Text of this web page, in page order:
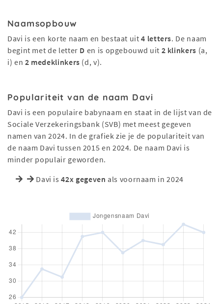
Naamsopbouw
Davi is een korte naam en bestaat uit4 letters. De naam
begint met de letter D en is opgebouwd uit 2 klinkers (a,
i) en 2 medeklinkers (d, v).
Populariteit van de naam Davi
Davi is een populaire babynaam en staat in de lijst van de
Sociale Verzekeringsbank (SVB) met meest gegeven
namen van 2024. In de grafiek zie je de populariteit van
de naam Davi tussen 2015 en 2024. De naam Davi is
minder populair geworden.
Davi is42x gegeven als voornaam in 2024